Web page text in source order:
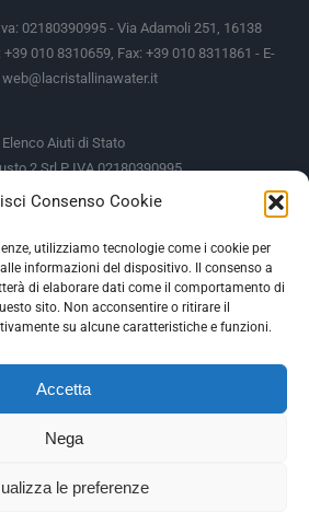
Consenso Cookie
utilizziamo tecnologie come i cookie per
informazioni del dispositivo. Il consenso a
di elaborare dati come il comportamento di
sito. Non acconsentire o ritirare il
su alcune caratteristiche e funzioni.
Accetta
Nega
le preferenze
02180390995 - Via Adamoli 251, 16138
010 8310659, Fax: +39 010 8311861 - E-
web@lacristallinawater.it
Elenco Aiuti di Stato
2 Srl P IVA 02180390995
Somma Incassata
49.338,00 €
49.338,00 €
935,34 €
consultabili sul REGISTRO NAZIONALE
--